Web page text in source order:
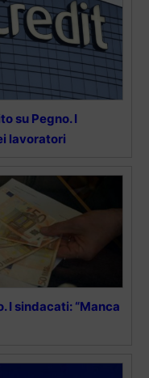
su Pegno. I
lavoratori
I sindacati: “Manca